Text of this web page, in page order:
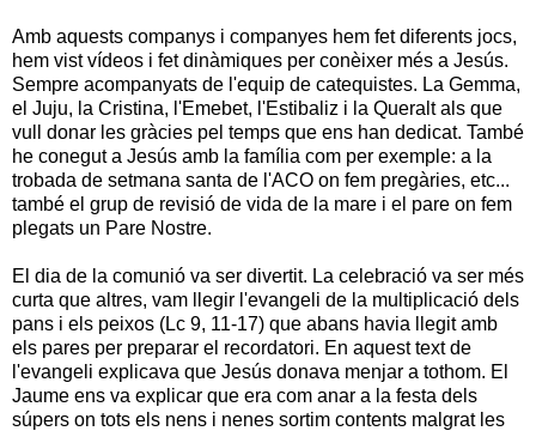
Amb aquests companys i companyes hem fet diferents jocs,
hem vist vídeos i fet dinàmiques per conèixer més a Jesús.
Sempre acompanyats de l'equip de catequistes. La Gemma,
el Juju, la Cristina, l'Emebet, l'Estibaliz i la Queralt als que
vull donar les gràcies pel temps que ens han dedicat. També
he conegut a Jesús amb la família com per exemple: a la
trobada de setmana santa de l'ACO on fem pregàries, etc...
també el grup de revisió de vida de la mare i el pare on fem
plegats un Pare Nostre.
El dia de la comunió va ser divertit. La celebració va ser més
curta que altres, vam llegir l'evangeli de la multiplicació dels
pans i els peixos (Lc 9, 11-17) que abans havia llegit amb
els pares per preparar el recordatori. En aquest text de
l'evangeli explicava que Jesús donava menjar a tothom. El
Jaume ens va explicar que era com anar a la festa dels
súpers on tots els nens i nenes sortim contents malgrat les